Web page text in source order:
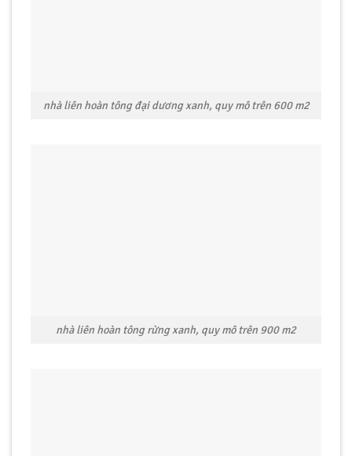
nhà liên hoàn tông đại dương xanh, quy mô trên 600 m2
nhà liên hoàn tông rừng xanh, quy mô trên 900 m2